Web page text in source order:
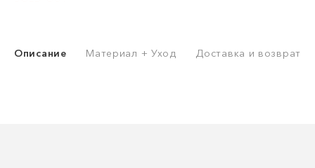
Описание Материал + Уход Доставка и возврат